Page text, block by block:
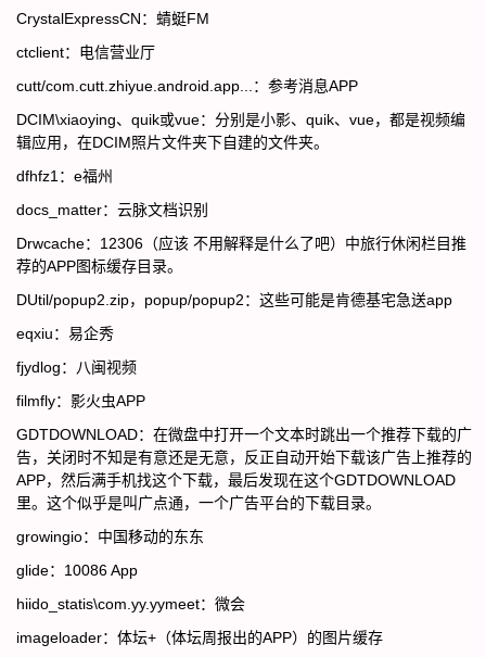
CrystalExpressCN：蜻蜓FM
ctclient：电信营业厅
cutt/com.cutt.zhiyue.android.app...：参考消息APP
DCIM\xiaoying、quik或vue：分别是小影、quik、vue，都是视频编
辑应用，在DCIM照片文件夹下自建的文件夹。
dfhfz1：e福州
docs_matter：云脉文档识别
Drwcache：12306（应该 不用解释是什么了吧）中旅行休闲栏目推
荐的APP图标缓存目录。
DUtil/popup2.zip，popup/popup2：这些可能是肯德基宅急送app
eqxiu：易企秀
fjydlog：八闽视频
filmfly：影火虫APP
GDTDOWNLOAD：在微盘中打开一个文本时跳出一个推荐下载的广
告，关闭时不知是有意还是无意，反正自动开始下载该广告上推荐的
APP，然后满手机找这个下载，最后发现在这个GDTDOWNLOAD
里。这个似乎是叫广点通，一个广告平台的下载目录。
growingio：中国移动的东东
glide：10086 App
hiido_statis\com.yy.yymeet：微会
imageloader：体坛+（体坛周报出的APP）的图片缓存